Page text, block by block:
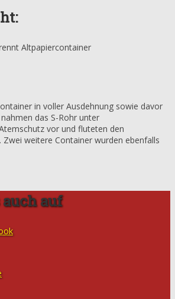
Altpapiercontainer
in voller Ausdehnung sowie davor
das S-Rohr unter
vor und fluteten den
weitere Container wurden ebenfalls
auf